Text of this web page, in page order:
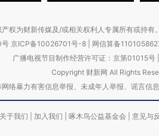
权为财新传媒及/或相关权利人专属所有或持有
号京ICP备10026701号-8 网信算备
广播电视节目制作经营许可证：京第01015号|
Copyright 财新网 All Rights
网络暴力有害信息举报、未成年人举报、谣
关于我们 加入我们 啄木鸟公益基金会 意见与